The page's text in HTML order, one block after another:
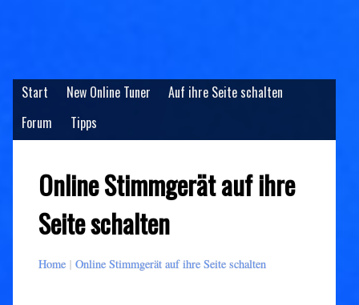
Start New Online Tuner
Auf ihre Seite schalten
Forum
Tipps
Online Stimmgerät auf ihre
Seite schalten
Home | Online Stimmgerät auf ihre Seite schalten